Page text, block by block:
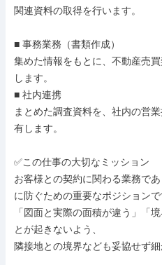
関連資料の取得を行います。
■ 事務業務（書類作成）
集めた情報をもとに、不動産売
します。
■ 社内連携
まとめた調査資料を、社内の営
有します。
✅この仕事の大切なミッション
お客様との契約に関わる業務で
に防ぐための重要なポジションで
「図面と実際の面積が違う」「
とが起きないよう、
隣接地との境界なども妥協せず細